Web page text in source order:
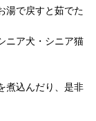
湯で戻すと茹でた
ニア犬・シニア猫
煮込んだり、是非